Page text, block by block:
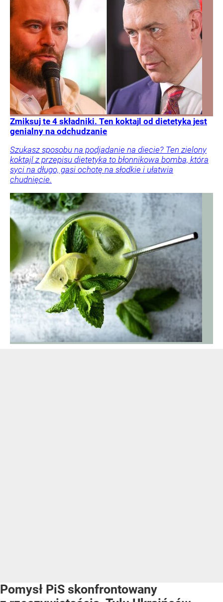
Zmiksuj te 4 składniki. Ten koktajl od dietetyka jest
genialny na odchudzanie
Szukasz sposobu na podjadanie na diecie? Ten zielony
koktajl z przepisu dietetyka to błonnikowa bomba, która
syci na długo, gasi ochotę na słodkie i ułatwia
chudnięcie.
Pomysł PiS skonfrontowany